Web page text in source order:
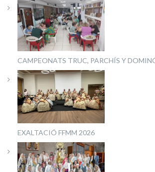
CAMPEONATS TRUC, PARCHÍS Y
EXALTACIÓ FFMM 2026